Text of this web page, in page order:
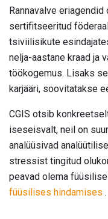
Rannavalve
sertifitseeritud
tsiviilisikute
nelja-aastane kraad ja
töökogemus. Lisaks
karjääri, soovitatakse
CGIS otsib
iseseisvalt, neil on
analüüsivad
stressist tingitud
peavad olema
füüsilises hindamises .